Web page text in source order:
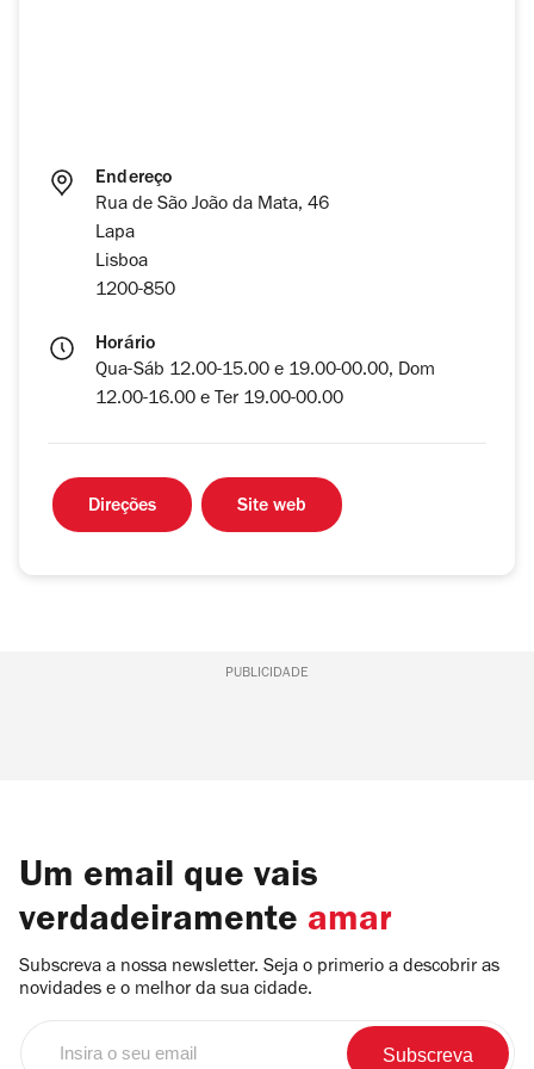
Endereço
Rua de São João da Mata, 46
Lapa
Lisboa
1200-850
Horário
Qua-Sáb 12.00-15.00 e 19.00-00.00, Dom
12.00-16.00 e Ter 19.00-00.00
Direções Site web
PUBLICIDADE
Um email que vais
verdadeiramente amar
Subscreva a nossa newsletter. Seja o primerio a descobrir as
novidades e o melhor da sua cidade.